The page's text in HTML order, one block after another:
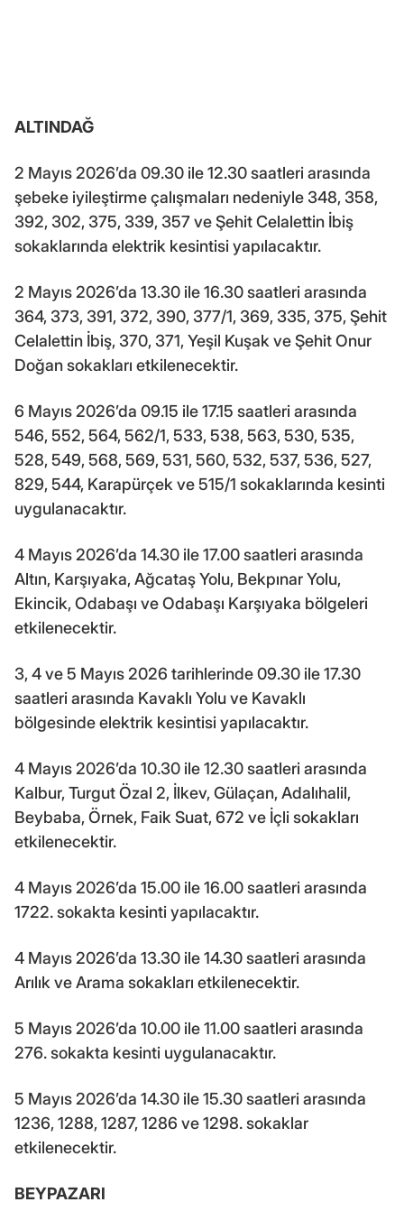
ALTINDAĞ
2 Mayıs 2026’da 09.30 ile 12.30 saatleri arasında
şebeke iyileştirme çalışmaları nedeniyle 348, 358,
392, 302, 375, 339, 357 ve Şehit Celalettin İbiş
sokaklarında elektrik kesintisi yapılacaktır.
2 Mayıs 2026’da 13.30 ile 16.30 saatleri arasında
364, 373, 391, 372, 390, 377/1, 369, 335, 375, Şehit
Celalettin İbiş, 370, 371, Yeşil Kuşak ve Şehit Onur
Doğan sokakları etkilenecektir.
6 Mayıs 2026’da 09.15 ile 17.15 saatleri arasında
546, 552, 564, 562/1, 533, 538, 563, 530, 535,
528, 549, 568, 569, 531, 560, 532, 537, 536, 527,
829, 544, Karapürçek ve 515/1 sokaklarında kesinti
uygulanacaktır.
4 Mayıs 2026’da 14.30 ile 17.00 saatleri arasında
Altın, Karşıyaka, Ağcataş Yolu, Bekpınar Yolu,
Ekincik, Odabaşı ve Odabaşı Karşıyaka bölgeleri
etkilenecektir.
3, 4 ve 5 Mayıs 2026 tarihlerinde 09.30 ile 17.30
saatleri arasında Kavaklı Yolu ve Kavaklı
bölgesinde elektrik kesintisi yapılacaktır.
4 Mayıs 2026’da 10.30 ile 12.30 saatleri arasında
Kalbur, Turgut Özal 2, İlkev, Gülaçan, Adalıhalil,
Beybaba, Örnek, Faik Suat, 672 ve İçli sokakları
etkilenecektir.
4 Mayıs 2026’da 15.00 ile 16.00 saatleri arasında
1722. sokakta kesinti yapılacaktır.
4 Mayıs 2026’da 13.30 ile 14.30 saatleri arasında
Arılık ve Arama sokakları etkilenecektir.
5 Mayıs 2026’da 10.00 ile 11.00 saatleri arasında
276. sokakta kesinti uygulanacaktır.
5 Mayıs 2026’da 14.30 ile 15.30 saatleri arasında
1236, 1288, 1287, 1286 ve 1298. sokaklar
etkilenecektir.
BEYPAZARI